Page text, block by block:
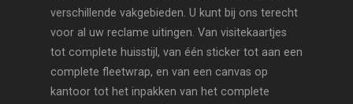
verschillende vakgebieden. U kunt bij ons terecht
voor al uw reclame uitingen. Van visitekaartjes
tot complete huisstijl, van één sticker tot aan een
complete fleetwrap, en van een canvas op
kantoor tot het inpakken van het complete